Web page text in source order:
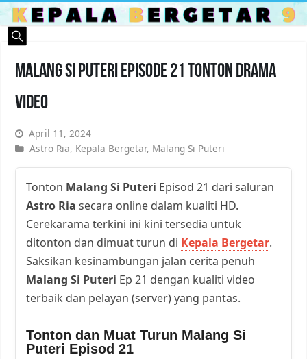
Malang Si Puteri Episode 21 Tonton Drama
Video
April 11, 2024
Astro Ria, Kepala Bergetar, Malang Si Puteri
Tonton Malang Si Puteri Episod 21 dari saluran
Astro Ria secara online dalam kualiti HD.
Cerekarama terkini ini kini tersedia untuk
ditonton dan dimuat turun di Kepala Bergetar.
Saksikan kesinambungan jalan cerita penuh
Malang Si Puteri Ep 21 dengan kualiti video
terbaik dan pelayan (server) yang pantas.
Tonton dan Muat Turun Malang Si
Puteri Episod 21